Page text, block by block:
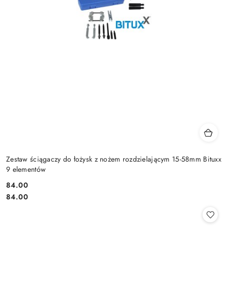
Zestaw ściągaczy do łożysk z nożem rozdzielającym 15-58mm Bituxx
9 elementów
Cena:
84.00
Cena:
84.00